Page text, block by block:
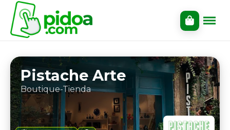
Pistache Arte
Boutique-Tienda